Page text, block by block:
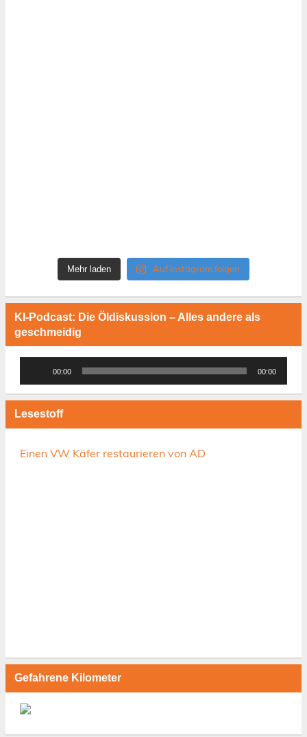
Mehr laden Auf Instagram folgen
KI-Podcast: Die Öldiskussion – Alles andere als
geschmeidig
Player
00:00 00:00
Lesestoff
Einen VW Käfer restaurieren von AD
Gefahrene Kilometer